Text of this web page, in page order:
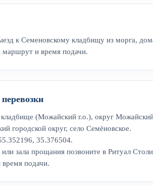
к Семеновскому кладбищу из морга,
и время подачи.
кладбище (Можайский г.о.), округ
городской округ, село Семёновское.
35.376504.
зала прощания позвоните в Ритуал
подачи.